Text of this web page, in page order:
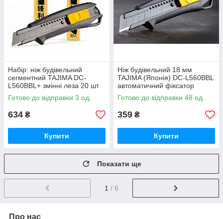
Набір: ніж будівельний
сегментний TAJIMA DC-
L560BBL+ змінні леза 20 шт
Готово до відправки 3 од.
634 ₴
Купити
Ніж будівельний 18 мм
TAJIMA (Японія) DC-L560BBL
автоматичний фіксатор
Готово до відправки 48 од.
359 ₴
Купити
Показати ще
1 / 6
Про нас